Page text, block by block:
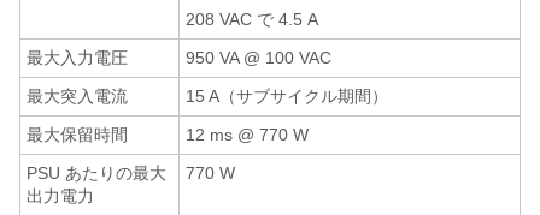
208 VAC で 4.5 A
最大入力電圧
950 VA @ 100 VAC
最大突入電流
15 A（サブサイクル期間）
最大保留時間
12 ms @ 770 W
PSU あたりの最大
出力電力
770 W